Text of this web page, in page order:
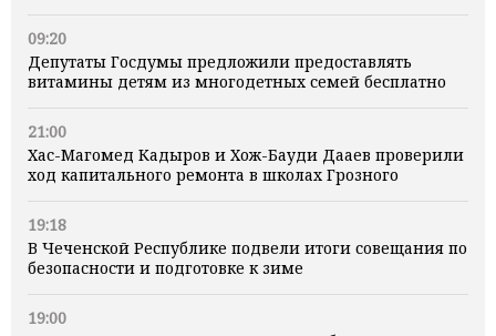
09:20
Депутаты Госдумы предложили предоставлять
витамины детям из многодетных семей бесплатно
21:00
Хас-Магомед Кадыров и Хож-Бауди Дааев проверили
ход капитального ремонта в школах Грозного
19:18
В Чеченской Республике подвели итоги совещания по
безопасности и подготовке к зиме
19:00